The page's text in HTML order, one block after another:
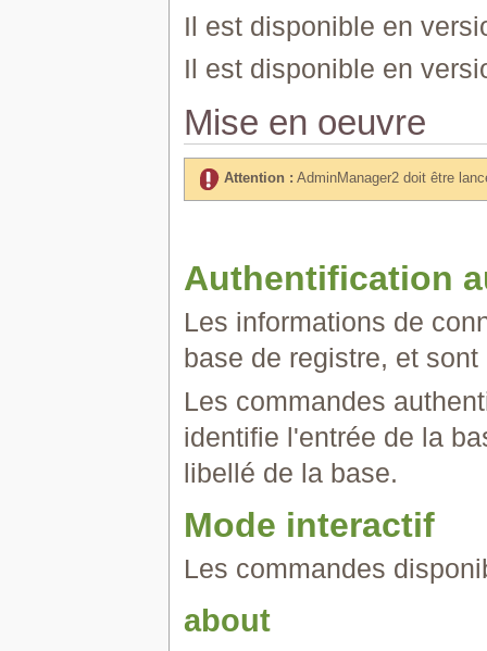
Il est disponible en
Il est disponible en
Mise en oeuvre
Attention : AdminManager2 doit être
Authentification
Les informations de
base de registre, et
Les commandes
identifie l'entrée de la
libellé de la base.
Mode interactif
Les commandes
about